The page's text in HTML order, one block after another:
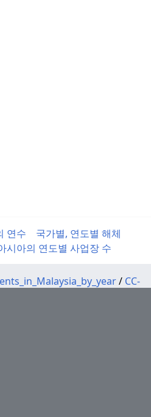
연수
국가별, 연도별 해체
시아의 연도별 사업장 수
/ CC-